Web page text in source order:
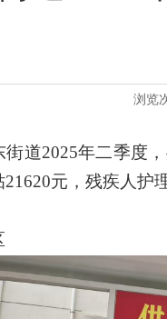
浏览
街道2025年二季度
21620元， 残疾人护